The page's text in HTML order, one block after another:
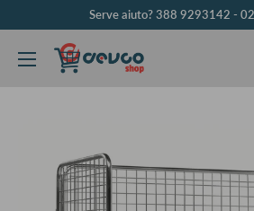
contenuto
Serve aiuto? 388 9293142 -
DEVCOshop